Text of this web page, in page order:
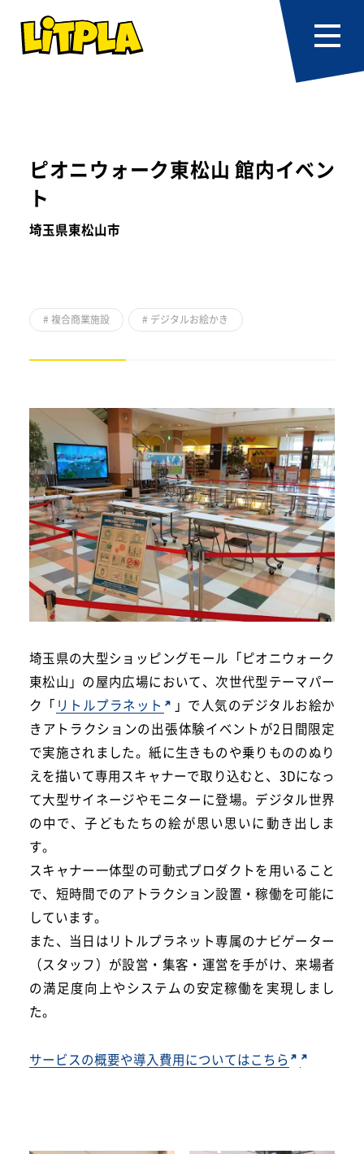
ピオニウォーク東松山 館内イベン
ト
埼玉県東松山市
# 複合商業施設 # デジタルお絵かき
埼玉県の大型ショッピングモール「ピオニウォーク
東松山」の屋内広場において、次世代型テーマパー
ク「 リトルプラネット
」で人気のデジタルお絵か
きアトラクションの出張体験イベントが2日間限定
で実施されました。紙に生きものや乗りもののぬり
えを描いて専用スキャナーで取り込むと、3Dになっ
て大型サイネージやモニターに登場。デジタル世界
の中で、子どもたちの絵が思い思いに動き出しま
す。
スキャナー一体型の可動式プロダクトを用いること
で、短時間でのアトラクション設置・稼働を可能に
しています。
また、当日はリトルプラネット専属のナビゲーター
（スタッフ）が設営・集客・運営を手がけ、来場者
の満足度向上やシステムの安定稼働を実現しまし
た。
サービスの概要や導入費用についてはこちら